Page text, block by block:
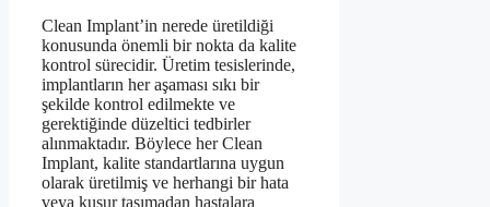
Clean Implant’in nerede üretildiği
konusunda önemli bir nokta da kalite
kontrol sürecidir. Üretim tesislerinde,
implantların her aşaması sıkı bir
şekilde kontrol edilmekte ve
gerektiğinde düzeltici tedbirler
alınmaktadır. Böylece her Clean
Implant, kalite standartlarına uygun
olarak üretilmiş ve herhangi bir hata
veya kusur taşımadan hastalara